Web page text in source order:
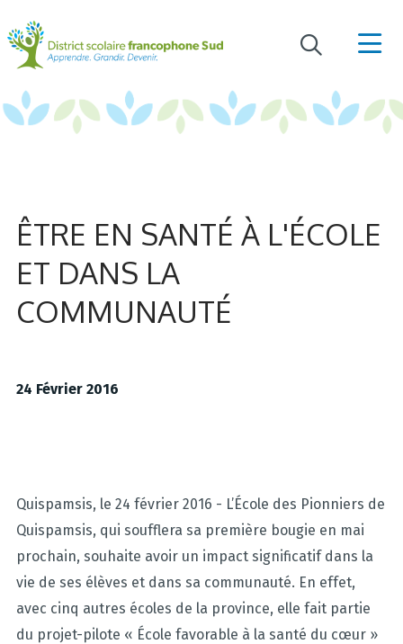
ÊTRE EN SANTÉ À L'ÉCOLE
ET DANS LA
COMMUNAUTÉ
24 Février 2016
Quispamsis, le 24 février 2016 - L’École des Pionniers de
Quispamsis, qui soufflera sa première bougie en mai
prochain, souhaite avoir un impact significatif dans la
vie de ses élèves et dans sa communauté. En effet,
avec cinq autres écoles de la province, elle fait partie
du projet-pilote « École favorable à la santé du cœur »